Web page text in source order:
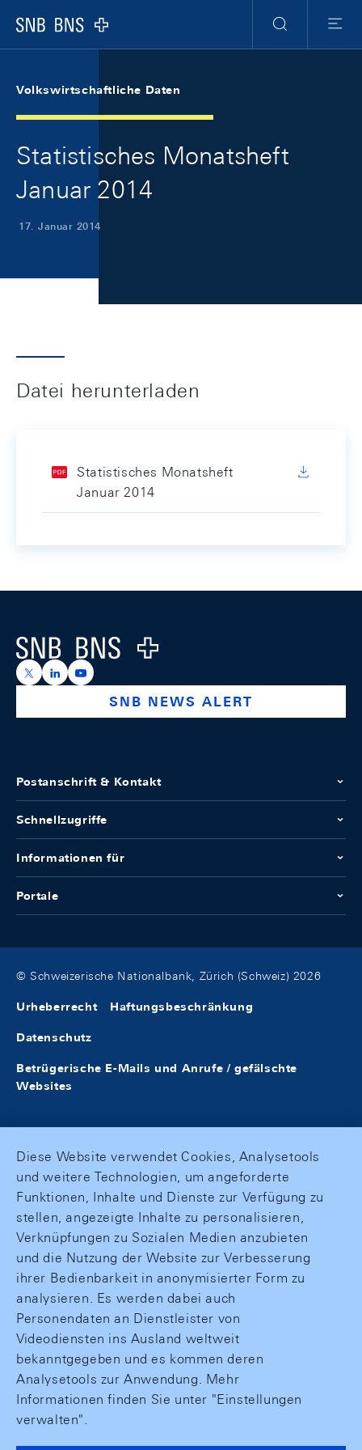
Logo
Suche
Menu
Volkswirtschaftliche Daten
Statistisches Monatsheft
Januar 2014
17. Januar 2014
Datei herunterladen
Statistisches Monatsheft
Januar 2014
Logo
https://x.com/snb_bns
https://ch.linkedin.com/company/swiss-national-
https://www.youtube.com/@swissnationalbank
SNB NEWS ALERT
Postanschrift & Kontakt
Schnellzugriffe
Informationen für
Portale
© Schweizerische Nationalbank, Zürich (Schweiz) 2026
Urheberrecht Haftungsbeschränkung
Datenschutz
Betrügerische E-Mails und Anrufe / gefälschte
Websites
Diese Website verwendet Cookies, Analysetools
und weitere Technologien, um angeforderte
Funktionen, Inhalte und Dienste zur Verfügung zu
stellen, angezeigte Inhalte zu personalisieren,
Verknüpfungen zu Sozialen Medien anzubieten
und die Nutzung der Website zur Verbesserung
ihrer Bedienbarkeit in anonymisierter Form zu
analysieren. Es werden dabei auch
Personendaten an Dienstleister von
Videodiensten ins Ausland weltweit
bekanntgegeben und es kommen deren
Analysetools zur Anwendung. Mehr
Informationen finden Sie unter "Einstellungen
verwalten".